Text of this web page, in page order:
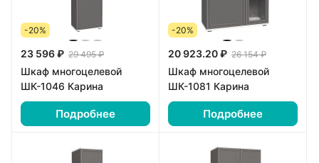
-20%
23 596 ₽ 29 495 ₽
Шкаф многоцелевой
ШК-1046 Карина
Подробнее
-20%
20 923.20 ₽ 26 154 ₽
Шкаф многоцелевой
ШК-1081 Карина
Подробнее